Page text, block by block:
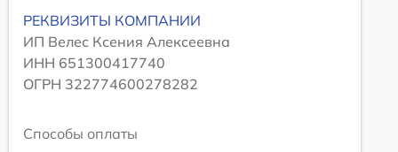
РЕКВИЗИТЫ КОМПАНИИ
ИП Велес Ксения Алексеевна
ИНН 651300417740
ОГРН 322774600278282
Способы оплаты